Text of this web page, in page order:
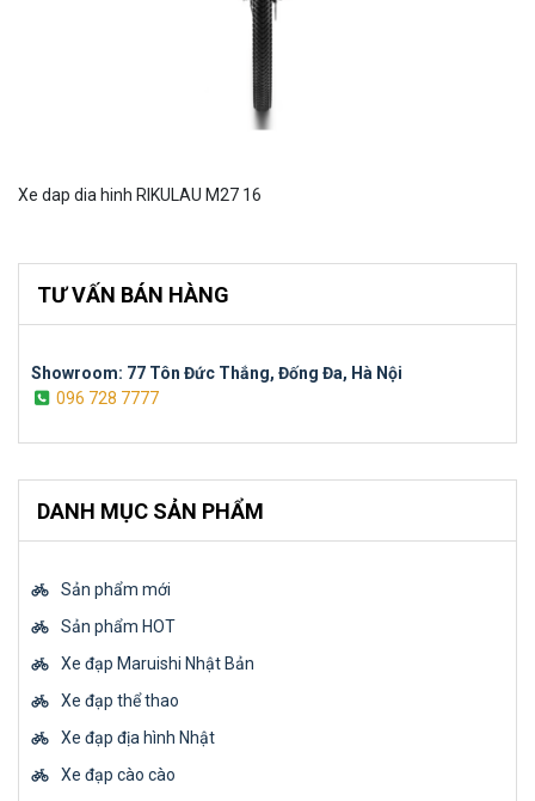
Xe dap dia hinh RIKULAU M27 16
TƯ VẤN BÁN HÀNG
Showroom: 77 Tôn Đức Thắng, Đống Đa, Hà Nội
096 728 7777
DANH MỤC SẢN PHẨM
Sản phẩm mới
Sản phẩm HOT
Xe đạp Maruishi Nhật Bản
Xe đạp thể thao
Xe đạp địa hình Nhật
Xe đạp cào cào